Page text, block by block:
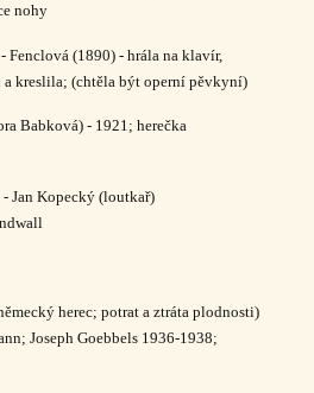
nohy
Fenclová (1890) - hrála na klavír,
kreslila; (chtěla být operní pěvkyní)
Babková) - 1921; herečka
Jan Kopecký (loutkař)
herec; potrat a ztráta plodnosti)
Joseph Goebbels 1936-1938;